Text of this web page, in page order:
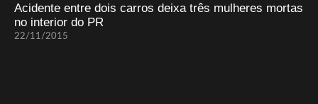
Acidente entre dois carros deixa três mulheres mortas
no interior do PR
22/11/2015